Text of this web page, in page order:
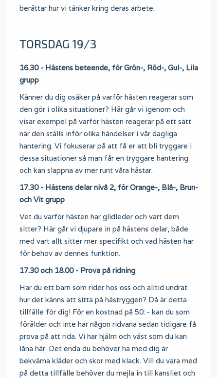
berättar hur vi tänker kring deras arbete.
TORSDAG 19/3
16.30 - Hästens beteende, för Grön-, Röd-, Gul-, Lila
grupp
Känner du dig osäker på varför hästen reagerar som
den gör i olika situationer? Här går vi igenom och
visar exempel på varför hästen reagerar på ett sätt
när den ställs inför olika händelser i vår dagliga
hantering. Vi fokuserar på att få er att bli tryggare i
dessa situationer så man får en tryggare hantering
och kan slappna av mer runt våra hästar.
17.30 - Hästens delar nivå 2, för Orange-, Blå-, Brun-
och Vit grupp
Vet du varför hästen har glidleder och vart dem
sitter? Här går vi djupare in på hästens delar, både
med vart allt sitter mer specifikt och vad hästen har
för behov av dennes funktion.
17.30 och 18.00 - Prova på ridning
Har du ett barn som rider hos oss och alltid undrat
hur det känns att sitta på hästryggen? Då är detta
tillfälle för dig! För en kostnad på 50: - kan du som
förälder och inte har någon ridvana sedan tidigare få
prova på att rida. Vi har hjälm och väst som du kan
låna här. Det enda du behöver ha med dig är
bekväma kläder och skor med klack. Vill du vara med
på detta tillfälle behöver du mejla in till kansliet och